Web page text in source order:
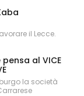
il Lecce.
pensa al VICE
la società